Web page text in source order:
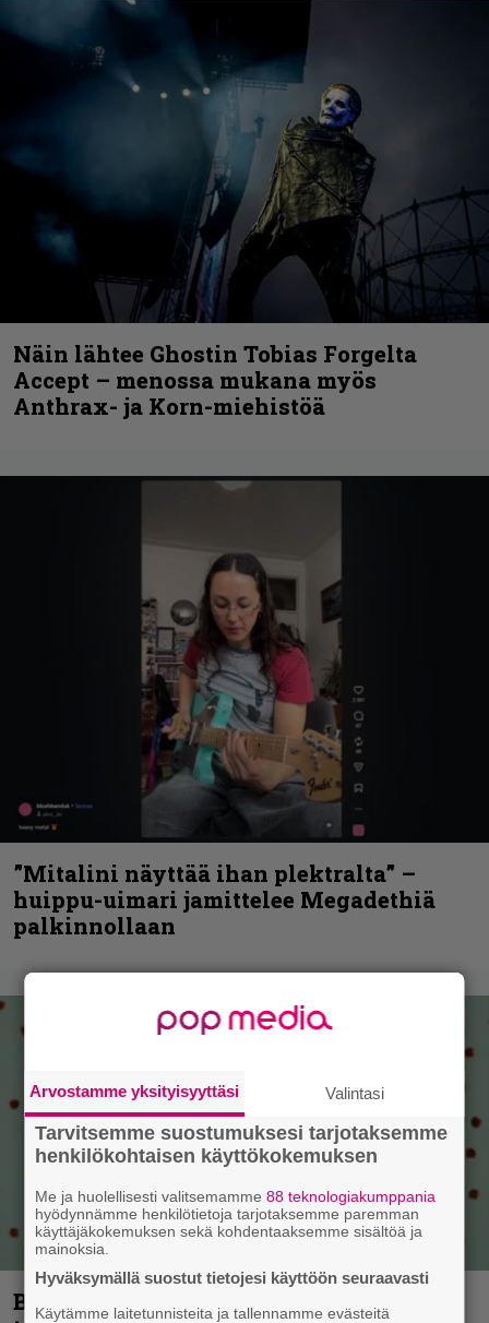
Näin lähtee Ghostin Tobias Forgelta
Accept – menossa mukana myös
Anthrax- ja Korn-miehistöä
”Mitalini näyttää ihan plektralta” –
huippu-uimari jamittelee Megadethiä
palkinnollaan
Blind Channel palaa rytinällä –
Arvostamme yksityisyyttäsi Valintasi
Tarvitsemme suostumuksesi tarjotaksemme
henkilökohtaisen käyttökokemuksen
Me ja huolellisesti valitsemamme88 teknologiakumppania
hyödynnämme henkilötietoja tarjotaksemme paremman
käyttäjäkokemuksen sekä kohdentaaksemme sisältöä ja
mainoksia.
Hyväksymällä suostut tietojesi käyttöön seuraavasti
Käytämme laitetunnisteita ja tallennamme evästeitä